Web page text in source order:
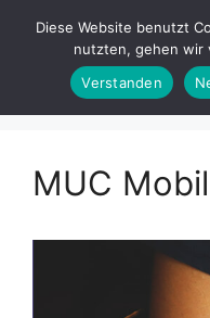
MUC
Diese Website benutzt
nutzten, gehen wir
Verstanden